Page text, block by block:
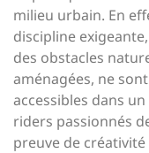
milieu urbain. En
discipline
des obstacles
aménagées, ne
accessibles dans
riders passionnés
preuve de